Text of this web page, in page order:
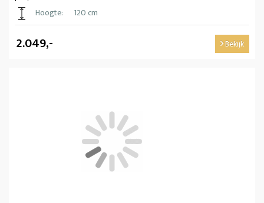
Hoogte:
120 cm
2.049,- Bekijk